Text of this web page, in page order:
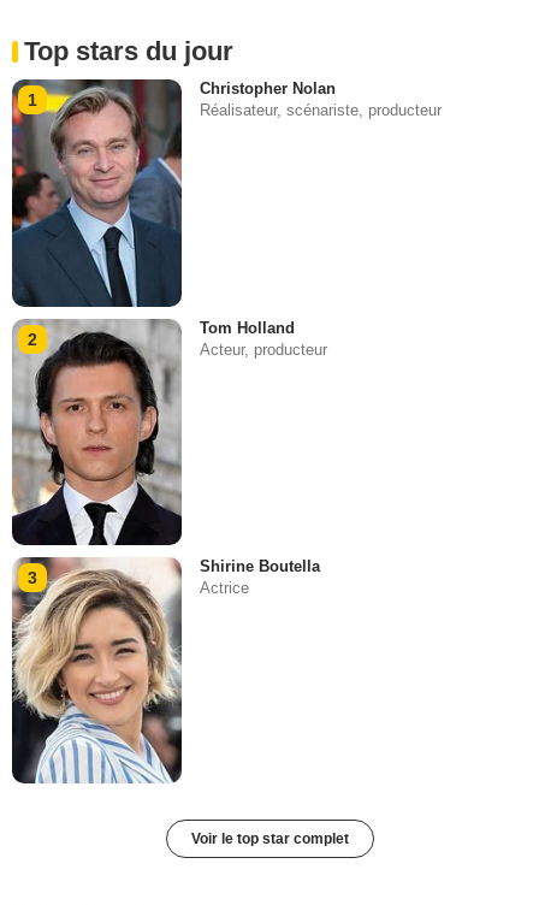
Top stars du jour
1
Christopher Nolan
Réalisateur, scénariste, producteur
2
Tom Holland
Acteur, producteur
3
Shirine Boutella
Actrice
Voir le top star complet